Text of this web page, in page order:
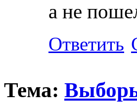
а не
Ответить
Тема: